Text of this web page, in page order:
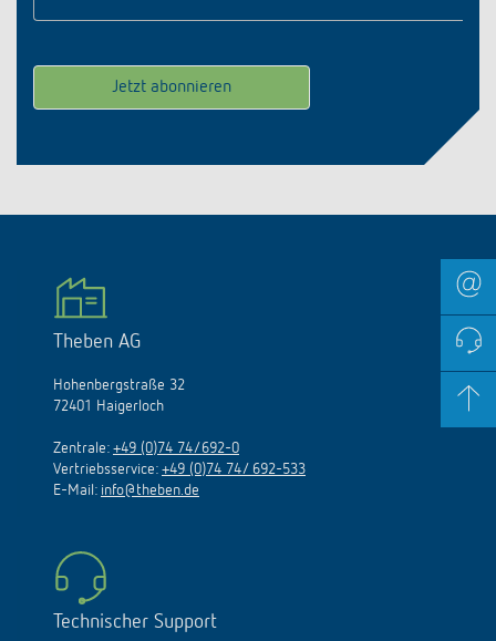
Theben AG
Hohenbergstraße 32
72401 Haigerloch
Zentrale: +49 (0)74 74/692-0
Vertriebsservice: +49 (0)74 74/ 692-533
E-Mail: info@theben.de
Technischer Support